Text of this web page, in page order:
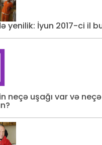
yenilik: İyun 2017-ci il
neçə uşağı var və